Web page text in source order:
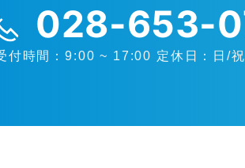
028-653-
付時間：9:00 ~ 17:00 定休日：日/